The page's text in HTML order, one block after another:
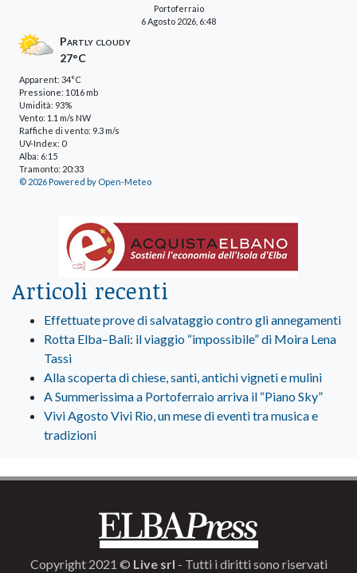
Portoferraio
6 Agosto 2026, 6:48
Partly cloudy
27°C
Apparent: 34°C
Pressione: 1016 mb
Umidità: 93%
Vento: 1.1 m/s NW
Raffiche di vento: 9.3 m/s
UV-Index: 0
Alba: 6:15
Tramonto: 20:33
© 2026 Powered by Open-Meteo
Articoli recenti
Effettuate prove di salvataggio contro gli annegamenti
Rotta Elba–Bali: il viaggio “impossibile” di Moira Lena
Tassi
Alla scoperta di chiese, santi, antichi vigneti e mulini
A Summerissima a Portoferraio arriva il “Piano Sky”
Vivi Agosto Vivi Rio, un mese di eventi tra musica e
tradizioni
Copyright 2021 © Live srl - Tutti i diritti sono riservati